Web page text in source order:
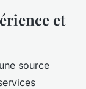
et
source